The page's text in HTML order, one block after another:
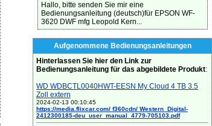
Hallo, bitte senden Sie mir eine
Bedienungsanleitung (deutsch)für EPSON WF-
3620 DWF mfg Leopold Kern...
Aufgenommene Bedienungsanleitungen
Hinterlassen Sie hier den Link zur
Bedienungsanleitung für das abgebildete Produkt:
WD WDBCTL0040HWT-EESN My Cloud 4 TB 3.5
Zoll extern
2024-02-13 00:10:45
https://media.flixcar.com/ f360cdn/ Western_Digital-
2412300185-deu_user_manual_4779-705103.pdf